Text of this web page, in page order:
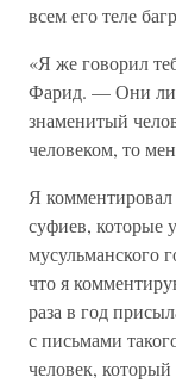
всем его теле
«Я же говорил
Фарид. — Они
знаменитый
человеком, то
Я
суфиев, которые
мусульманского
что я
раза в год
с письмами
человек,